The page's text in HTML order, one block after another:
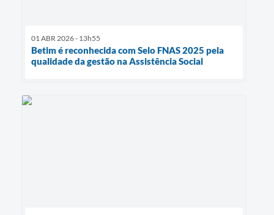
01 ABR 2026 - 13h55
Betim é reconhecida com Selo FNAS 2025 pela
qualidade da gestão na Assistência Social